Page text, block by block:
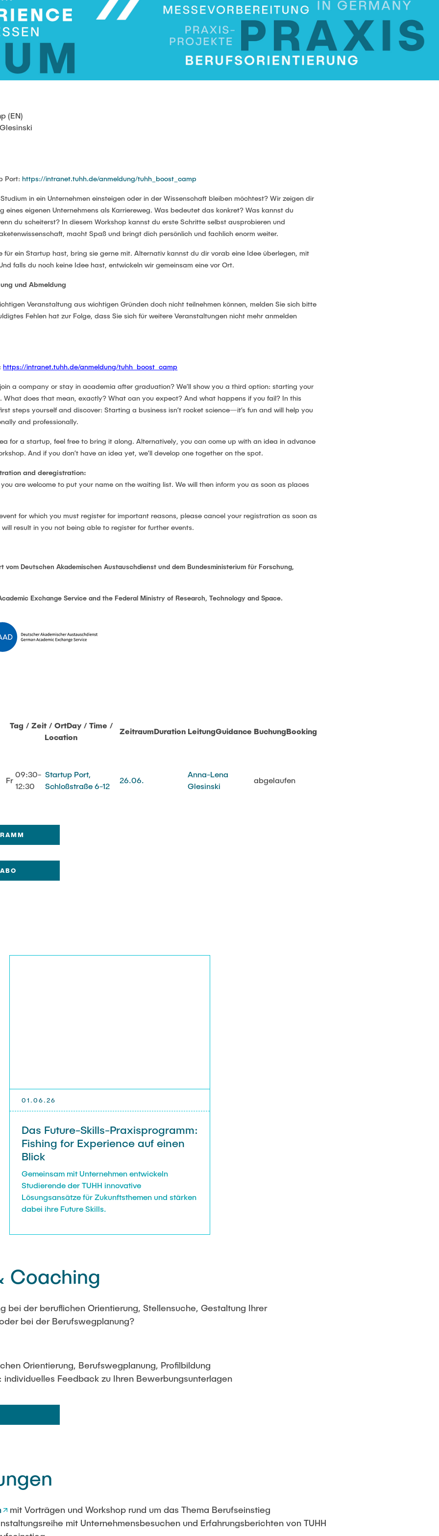
(EN)
Port:https://intranet.tuhh.de/anmeldung/tuhh_boost_camp
in ein Unternehmen einsteigen oder in der Wissenschaft bleiben möchtest? Wir zeigen dir
eines eigenen Unternehmens als Karriereweg. Was bedeutet das konkret? Was kannst du
du scheiterst? In diesem Workshop kannst du erste Schritte selbst ausprobieren und
macht Spaß und bringt dich persönlich und fachlich enorm weiter.
für ein Startup hast, bring sie gerne mit. Alternativ kannst du dir vorab eine Idee überlegen, mit
falls du noch keine Idee hast, entwickeln wir gemeinsam eine vor Ort.
und Abmeldung
Veranstaltung aus wichtigen Gründen doch nicht teilnehmen können, melden Sie sich bitte
Fehlen hat zur Folge, dass Sie sich für weitere Veranstaltungen nicht mehr anmelden
https://intranet.tuhh.de/anmeldung/tuhh_boost_camp
a company or stay in academia after graduation? We’ll show you a third option: starting your
What does that mean, exactly? What can you expect? And what happens if you fail? In this
steps yourself and discover: Starting a business isn’t rocket science—it’s fun and will help you
and professionally.
for a startup, feel free to bring it along. Alternatively, you can come up with an idea in advance
And if you don’t have an idea yet, we’ll develop one together on the spot.
and deregistration:
are welcome to put your name on the waiting list. We will then inform you as soon as places
for which you must register for important reasons, please cancel your registration as soon as
result in you not being able to register for further events.
vom Deutschen Akademischen Austauschdienst und dem Bundesministerium für Forschung,
Exchange Service and the Federal Ministry of Research, Technology and Space.
Tag / Zeit / OrtDay / Time /
Location
ZeitraumDuration LeitungGuidance BuchungBooking
Fr
09:30-
12:30
Startup Port,
Schloßstraße 6-12
26.06.
Anna-Lena
Glesinski
abgelaufen
01.06.26
Das Future-Skills-Praxisprogramm:
Fishing for Experience auf einen
Blick
Gemeinsam mit Unternehmen entwickeln
Studierende der TUHH innovative
Lösungsansätze für Zukunftsthemen und stärken
dabei ihre Future Skills.
Coaching
bei der beruflichen Orientierung, Stellensuche, Gestaltung Ihrer
bei der Berufswegplanung?
Orientierung, Berufswegplanung, Profilbildung
Feedback zu Ihren Bewerbungsunterlagen
mit Vorträgen und Workshop rund um das Thema Berufseinstieg
mit Unternehmensbesuchen und Erfahrungsberichten von TUHH